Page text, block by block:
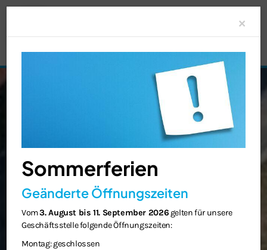
×
Sommerferien
Geänderte Öffnungszeiten
Vom3. August bis 11. September 2026 gelten für unsere
Geschäftsstelle folgende Öffnungszeiten:
Montag: geschlossen